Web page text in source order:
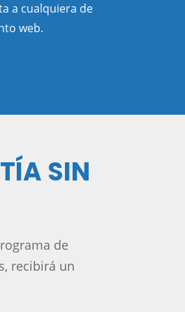
a cualquiera de
web.
SIN
de
recibirá un